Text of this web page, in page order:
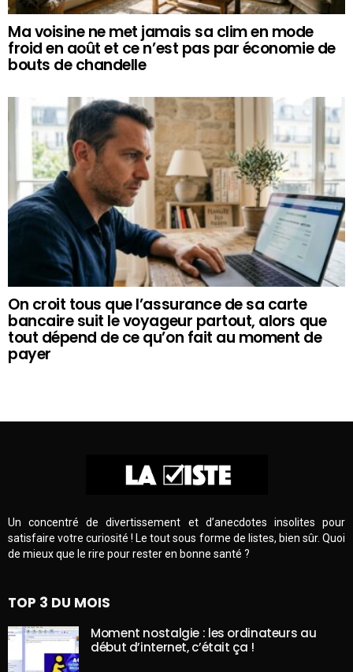
Ma voisine ne met jamais sa clim en mode
froid en août et ce n’est pas par économie de
bouts de chandelle
On croit tous que l’assurance de sa carte
bancaire suit le voyageur partout, alors que
tout dépend de ce qu’on fait au moment de
payer
Un concentré de divertissement et d’anecdotes insolites pour
satisfaire votre curiosité ! Le tout sous forme de listes, bien sûr. Quoi
de mieux que le rire pour rester en bonne santé ?
TOP 3 DU MOIS
Moment nostalgie : les ordinateurs au
début d’internet, c’était ça !